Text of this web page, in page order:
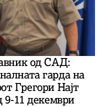
од САД:
гарда на
9-11 декември